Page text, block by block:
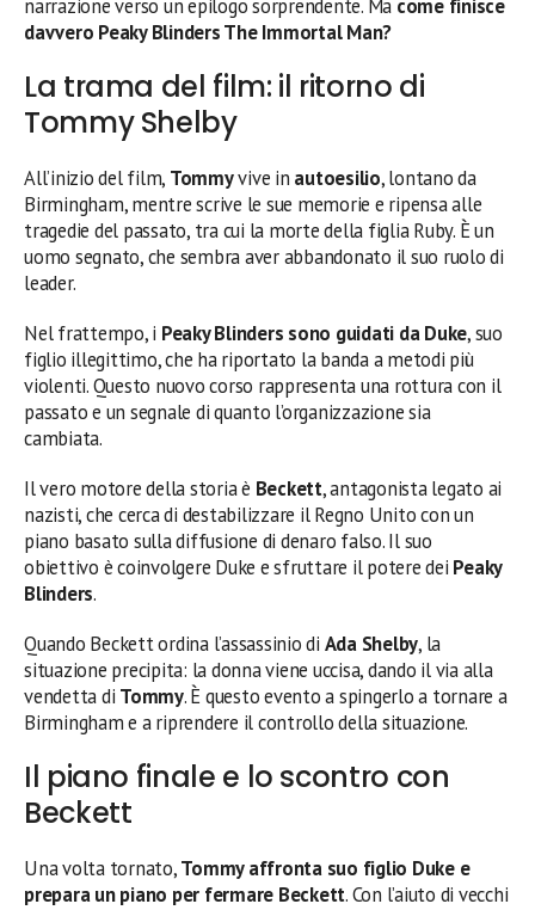
narrazione verso un epilogo sorprendente. Ma come finisce
davvero Peaky Blinders The Immortal Man?
La trama del film: il ritorno di
Tommy Shelby
All’inizio del film, Tommyvive in autoesilio, lontano da
Birmingham, mentre scrive le sue memorie e ripensa alle
tragedie del passato, tra cui la morte della figlia Ruby. È un
uomo segnato, che sembra aver abbandonato il suo ruolo di
leader.
Nel frattempo, i Peaky Blinders sono guidati da Duke, suo
figlio illegittimo, che ha riportato la banda a metodi più
violenti. Questo nuovo corso rappresenta una rottura con il
passato e un segnale di quanto l’organizzazione sia
cambiata.
Il vero motore della storia è Beckett, antagonista legato ai
nazisti, che cerca di destabilizzare il Regno Unito con un
piano basato sulla diffusione di denaro falso. Il suo
obiettivo è coinvolgere Duke e sfruttare il potere dei Peaky
Blinders.
Quando Beckett ordina l’assassinio di Ada Shelby, la
situazione precipita: la donna viene uccisa, dando il via alla
vendetta di Tommy. È questo evento a spingerlo a tornare a
Birmingham e a riprendere il controllo della situazione.
Il piano finale e lo scontro con
Beckett
Una volta tornato,Tommy affronta suo figlio Duke e
prepara un piano per fermare Beckett. Con l’aiuto di vecchi